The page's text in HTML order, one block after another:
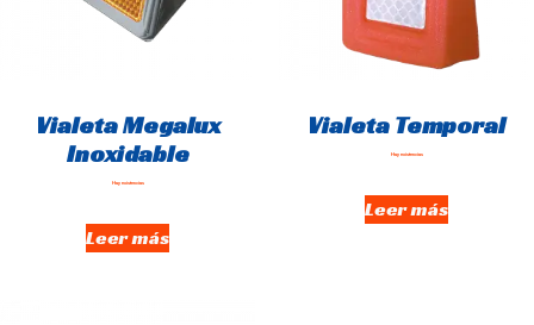
Vialeta Megalux
Inoxidable
Hay existencias
Leer más
Vialeta Temporal
Hay existencias
Leer más